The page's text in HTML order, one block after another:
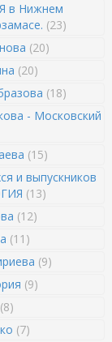
в Нижнем
(23)
(20)
(20)
(18)
- Московский
(15)
и выпускников
(13)
(12)
(11)
(9)
(9)
(8)
(7)